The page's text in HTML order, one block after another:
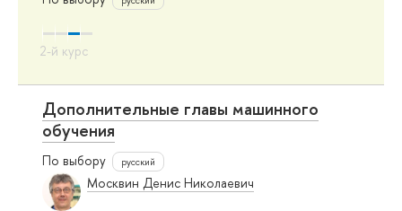
Москвин Денис Николаевич
Дополнительные главы машинного
обучения
По выбору русский